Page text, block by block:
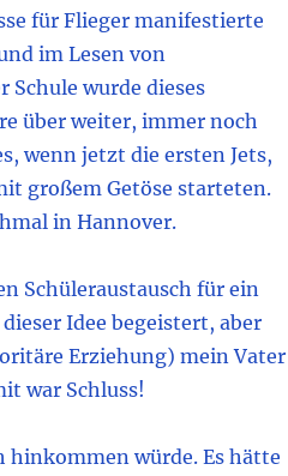
für Flieger manifestierte
im Lesen von
Schule wurde dieses
über weiter, immer noch
wenn jetzt die ersten Jets,
großem Getöse starteten.
in Hannover.
Schüleraustausch für ein
Idee begeistert, aber
Erziehung) mein Vater
war Schluss!
hinkommen würde. Es hätte